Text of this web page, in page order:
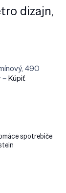
dizajn,
490
–Kúpiť
spotrebiče